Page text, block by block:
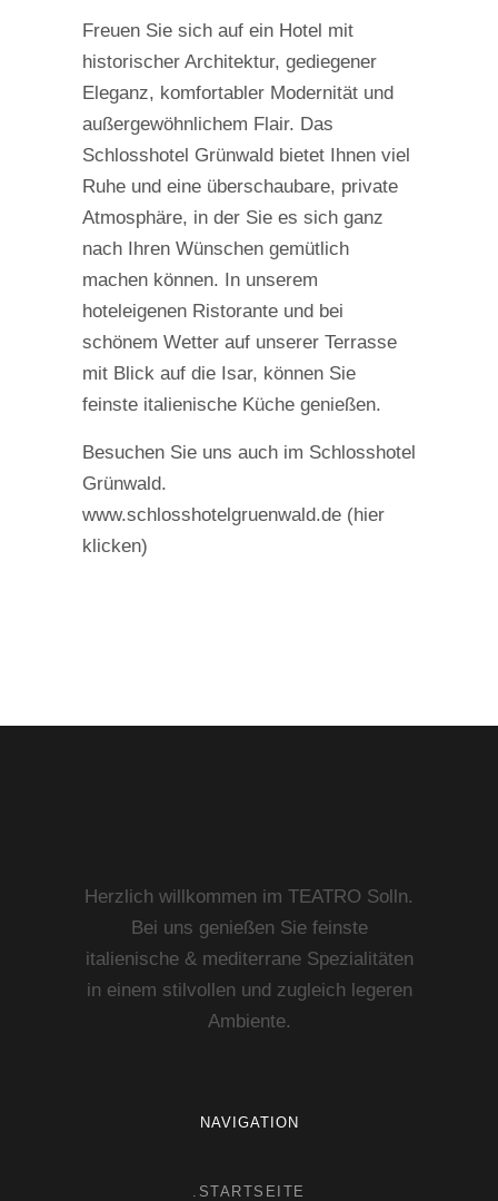
Freuen Sie sich auf ein Hotel mit
historischer Architektur, gediegener
Eleganz, komfortabler Modernität und
außergewöhnlichem Flair. Das
Schlosshotel Grünwald bietet Ihnen viel
Ruhe und eine überschaubare, private
Atmosphäre, in der Sie es sich ganz
nach Ihren Wünschen gemütlich
machen können. In unserem
hoteleigenen Ristorante und bei
schönem Wetter auf unserer Terrasse
mit Blick auf die Isar, können Sie
feinste italienische Küche genießen.
Besuchen Sie uns auch im Schlosshotel
Grünwald.
www.schlosshotelgruenwald.de (hier
klicken)
Herzlich willkommen im TEATRO Solln.
Bei uns genießen Sie feinste
italienische & mediterrane Spezialitäten
in einem stilvollen und zugleich legeren
Ambiente.
NAVIGATION
.STARTSEITE